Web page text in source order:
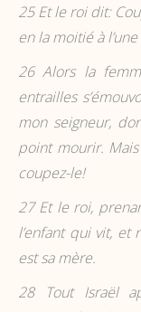
25Et le roi dit:
en la moitié à
26Alors la
entrailles
mon seigneur,
point mourir.
coupez-le!
27Et le roi,
l’enfant qui vit, et
est sa mère.
28
Tout Israël